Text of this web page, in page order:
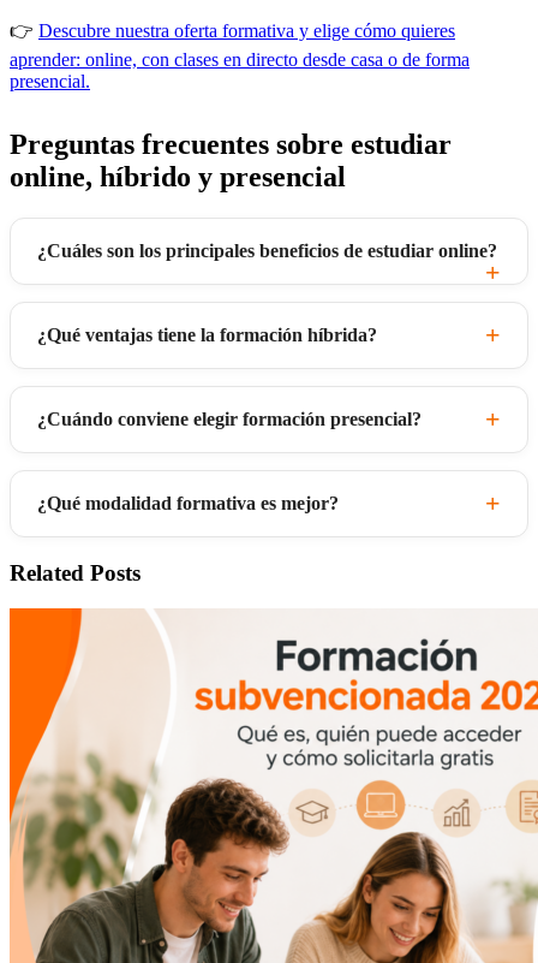
👉 Descubre nuestra oferta formativa y elige cómo quieres
aprender: online, con clases en directo desde casa o de forma
presencial.
Preguntas frecuentes sobre estudiar
online, híbrido y presencial
¿Cuáles son los principales beneficios de estudiar online?
¿Qué ventajas tiene la formación híbrida?
¿Cuándo conviene elegir formación presencial?
¿Qué modalidad formativa es mejor?
Related Posts